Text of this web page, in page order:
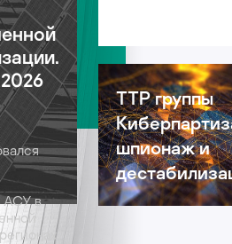
АСУ в
компании: риски
автомобильной
индустрии в 2026
году
TTP группы
шпионаж и